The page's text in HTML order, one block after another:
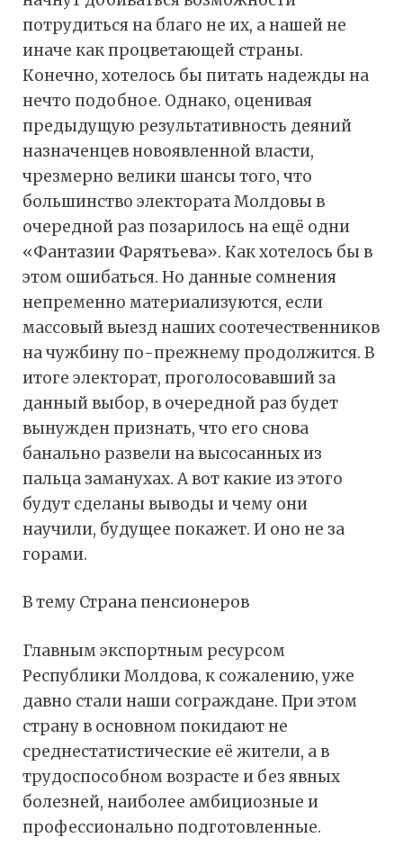
потрудиться на благо не их, а нашей не
иначе как процветающей страны.
Конечно, хотелось бы питать надежды на
нечто подобное. Однако, оценивая
предыдущую результативность деяний
назначенцев новоявленной власти,
чрезмерно велики шансы того, что
большинство электората Молдовы в
очередной раз позарилось на ещё одни
«Фантазии Фарятьева». Как хотелось бы в
этом ошибаться. Но данные сомнения
непременно материализуются, если
массовый выезд наших соотечественников
на чужбину по-прежнему продолжится. В
итоге электорат, проголосовавший за
данный выбор, в очередной раз будет
вынужден признать, что его снова
банально развели на высосанных из
пальца заманухах. А вот какие из этого
будут сделаны выводы и чему они
научили, будущее покажет. И оно не за
горами.
В тему Страна пенсионеров
Главным экспортным ресурсом
Республики Молдова, к сожалению, уже
давно стали наши сограждане. При этом
страну в основном покидают не
среднестатистические её жители, а в
трудоспособном возрасте и без явных
болезней, наиболее амбициозные и
профессионально подготовленные.